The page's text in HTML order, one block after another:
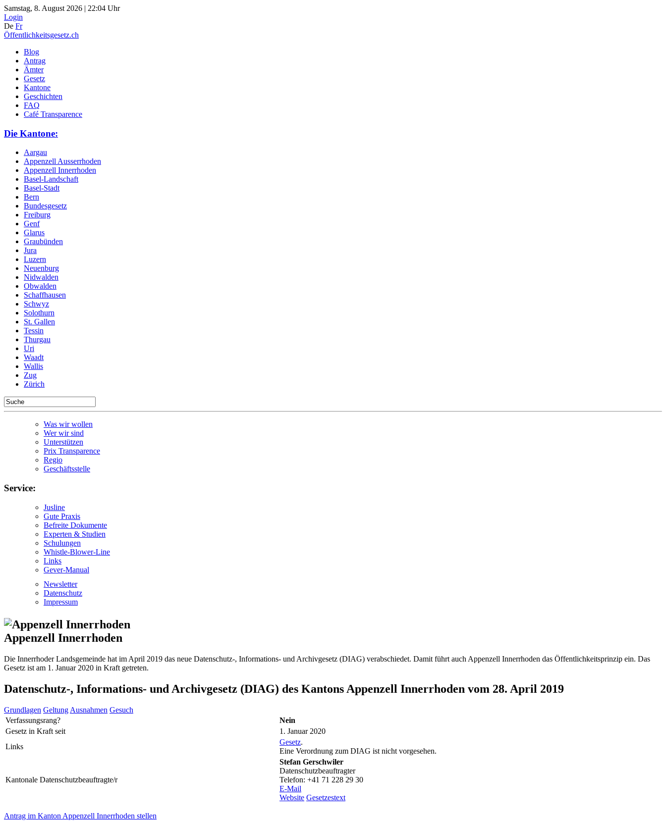
Samstag, 8. August 2026 | 22:04 Uhr
Login
De Fr
Öffentlichkeitsgesetz.ch
Blog
Antrag
Ämter
Gesetz
Kantone
Geschichten
FAQ
Café Transparence
Die Kantone:
Aargau
Appenzell Ausserrhoden
Appenzell Innerrhoden
Basel-Landschaft
Basel-Stadt
Bern
Bundesgesetz
Freiburg
Genf
Glarus
Graubünden
Jura
Luzern
Neuenburg
Nidwalden
Obwalden
Schaffhausen
Schwyz
Solothurn
St. Gallen
Tessin
Thurgau
Uri
Waadt
Wallis
Zug
Zürich
Was wir wollen
Wer wir sind
Unterstützen
Prix Transparence
Regio
Geschäftsstelle
Service:
Jusline
Gute Praxis
Befreite Dokumente
Experten & Studien
Schulungen
Whistle-Blower-Line
Links
Gever-Manual
Newsletter
Datenschutz
Impressum
Appenzell Innerrhoden
Die Innerrhoder Landsgemeinde hat im April 2019 das neue Datenschutz-, Informations- und Archivgesetz (DIAG) verabschiedet. Damit führt auch Appenzell Innerrhoden das Öffentlichkeitsprinzip ein. Das
Gesetz ist am 1. Januar 2020 in Kraft getreten.
Datenschutz-, Informations- und Archivgesetz (DIAG) des Kantons Appenzell Innerrhoden vom 28. April 2019
Grundlagen Geltung Ausnahmen Gesuch
Verfassungsrang?
Nein
Gesetz in Kraft seit
1. Januar 2020
Links
Gesetz.
Eine Verordnung zum DIAG ist nicht vorgesehen.
Kantonale Datenschutzbeauftragte/r
Stefan Gerschwiler
Datenschutzbeauftragter
Telefon: +41 71 228 29 30
E-Mail
Website Gesetzestext
Antrag im Kanton Appenzell Innerrhoden stellen